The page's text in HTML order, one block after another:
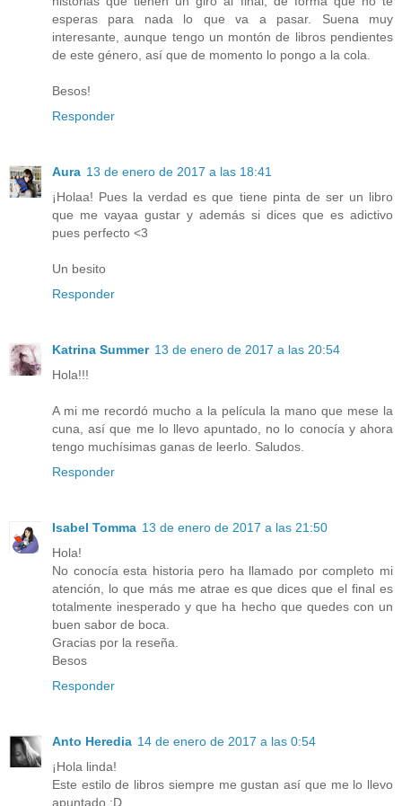
esperas para nada lo que va a pasar. Suena muy
interesante, aunque tengo un montón de libros pendientes
de este género, así que de momento lo pongo a la cola.
Besos!
Responder
Aura 13 de enero de 2017 a las 18:41
¡Holaa! Pues la verdad es que tiene pinta de ser un libro
que me vayaa gustar y además si dices que es adictivo
pues perfecto <3
Un besito
Responder
Katrina Summer 13 de enero de 2017 a las 20:54
Hola!!!
A mi me recordó mucho a la película la mano que mese la
cuna, así que me lo llevo apuntado, no lo conocía y ahora
tengo muchísimas ganas de leerlo. Saludos.
Responder
Isabel Tomma 13 de enero de 2017 a las 21:50
Hola!
No conocía esta historia pero ha llamado por completo mi
atención, lo que más me atrae es que dices que el final es
totalmente inesperado y que ha hecho que quedes con un
buen sabor de boca.
Gracias por la reseña.
Besos
Responder
Anto Heredia 14 de enero de 2017 a las 0:54
¡Hola linda!
Este estilo de libros siempre me gustan así que me lo llevo
apuntado :D